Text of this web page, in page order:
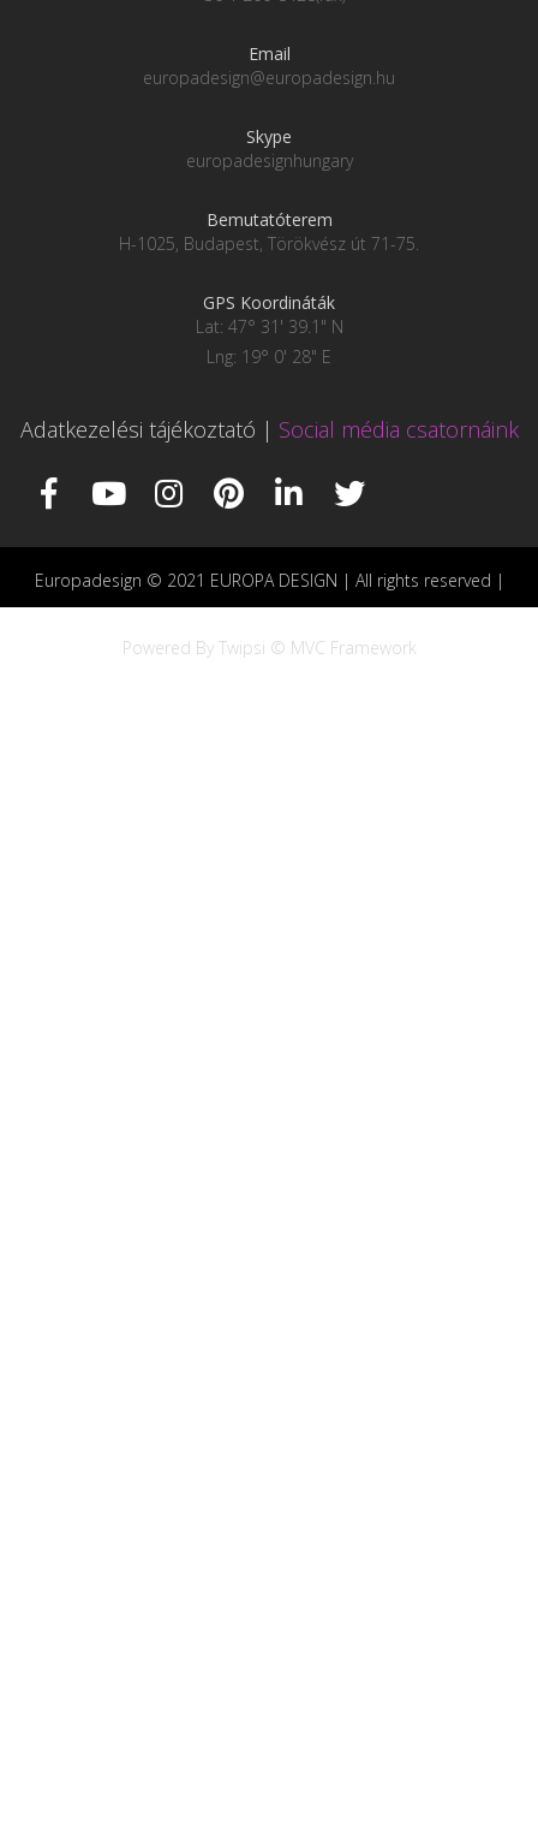
Email
europadesign@europadesign.hu
Skype
europadesignhungary
Bemutatóterem
H-1025, Budapest, Törökvész út 71-75.
GPS Koordináták
Lat: 47° 31' 39.1" N
Lng: 19° 0' 28" E
Adatkezelési tájékoztató | Social média csatornáink
Europadesign © 2021 EUROPA DESIGN | All rights reserved |
Powered By Twipsi © MVC Framework